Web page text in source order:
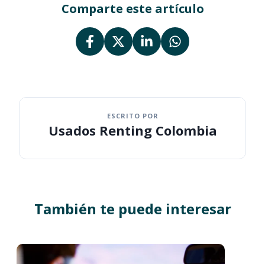
Comparte este artículo
ESCRITO POR
Usados Renting Colombia
También te puede interesar